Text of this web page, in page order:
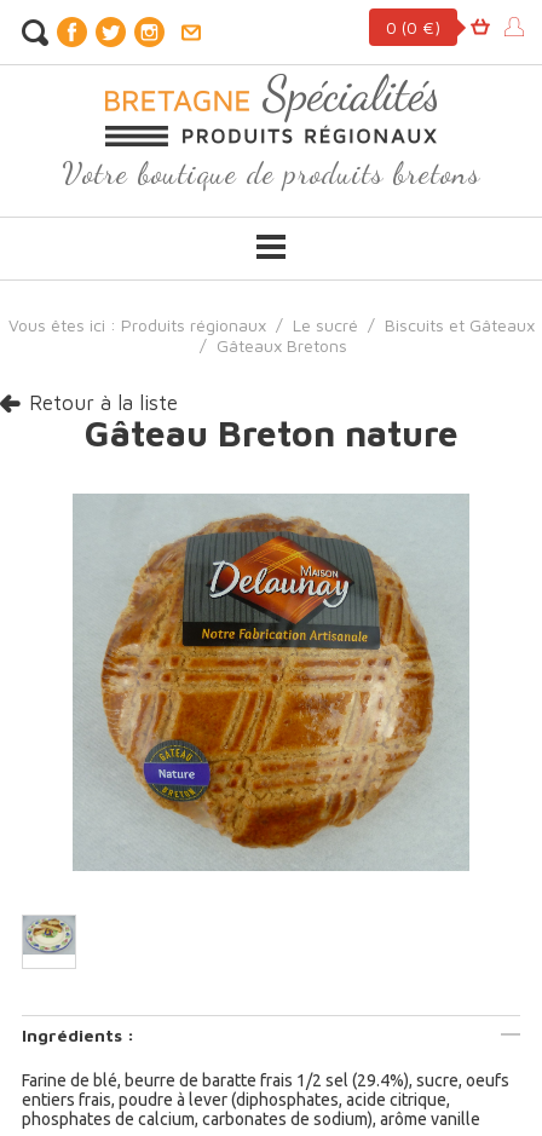
Votre boutique de produits bretons
0 (0 €)
Vous êtes ici : Produits régionaux/ Le sucré / Biscuits et Gâteaux
/ Gâteaux Bretons
Retour à la liste
Gâteau Breton nature
Ingrédients :
Farine de blé, beurre de baratte frais 1/2 sel (29.4%), sucre, oeufs
entiers frais, poudre à lever (diphosphates, acide citrique,
phosphates de calcium, carbonates de sodium), arôme vanille